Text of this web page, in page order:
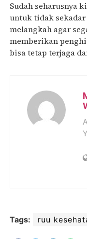
Sudah seharusnya
untuk tidak
melangkah agar
memberikan
bisa tetap terjaga
Tags: ruu